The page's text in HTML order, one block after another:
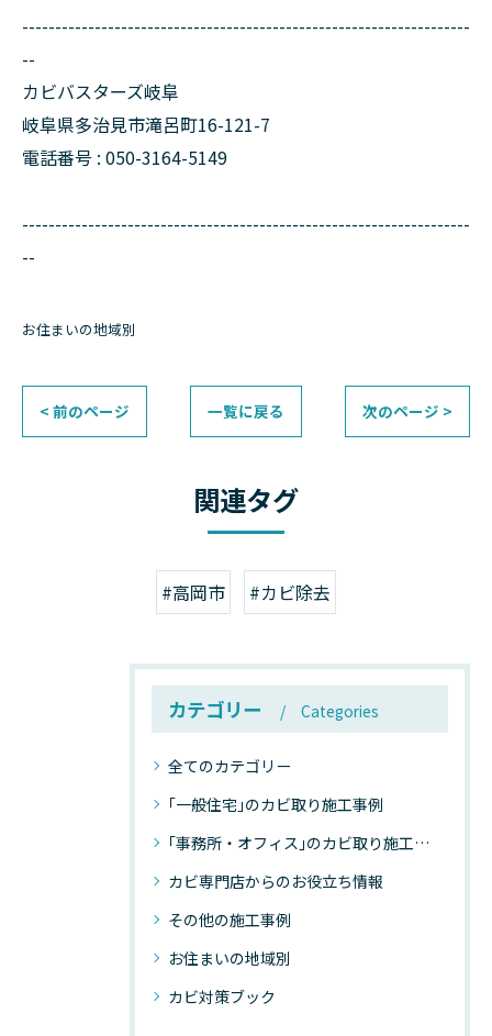
--------------------------------------------------------------------
--
カビバスターズ岐阜
岐阜県多治見市滝呂町16-121-7
電話番号 : 050-3164-5149
--------------------------------------------------------------------
--
お住まいの地域別
< 前のページ 一覧に戻る 次のページ >
関連タグ
#高岡市 #カビ除去
カテゴリー Categories
全てのカテゴリー
｢一般住宅｣のカビ取り施工事例
｢事務所・オフィス｣のカビ取り施工事例
カビ専門店からのお役立ち情報
その他の施工事例
お住まいの地域別
カビ対策ブック